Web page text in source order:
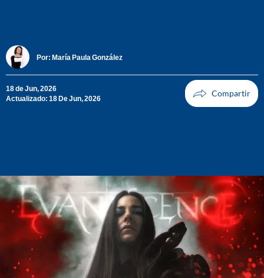
Por: María Paula González
18 de Jun, 2026
Actualizado: 18 De Jun, 2026